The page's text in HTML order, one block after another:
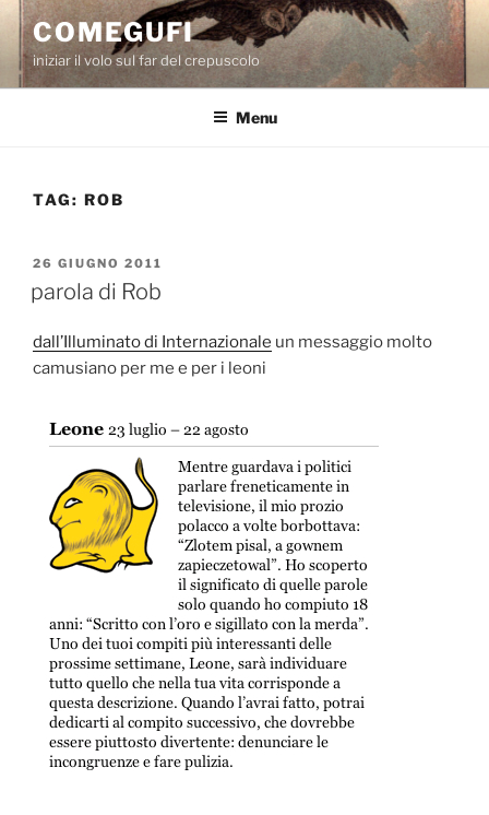
Salta
contenuto
COMEGUFI
iniziar il volo sul far del crepuscolo
Menu
TAG: ROB
PUBBLICATO
26 GIUGNO 2011
parola di Rob
dall’Illuminato di Internazionale un messaggio molto
camusiano per me e per i leoni